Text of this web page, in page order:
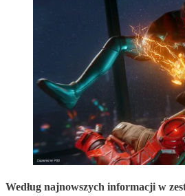
Według najnowszych informacji w